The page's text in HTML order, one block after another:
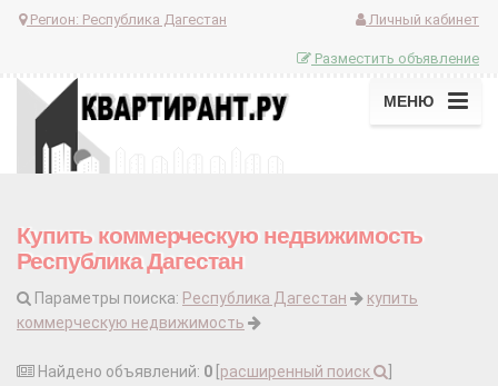
Регион: Республика Дагестан Личный кабинет
Разместить объявление
МЕНЮ
Купить коммерческую недвижимость
Республика Дагестан
Параметры поиска: Республика Дагестан
купить
коммерческую недвижимость
Найдено объявлений: 0 расширенный поиск